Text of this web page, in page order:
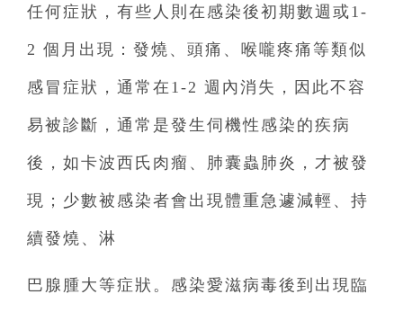
任何症狀，有些人則在感染後初期數週或1-
2 個月出現：發燒、頭痛、喉嚨疼痛等類似
感冒症狀，通常在1-2 週內消失，因此不容
易被診斷，通常是發生伺機性感染的疾病
後，如卡波西氏肉瘤、肺囊蟲肺炎，才被發
現；少數被感染者會出現體重急遽減輕、持
續發燒、淋
巴腺腫大等症狀。感染愛滋病毒後到出現臨